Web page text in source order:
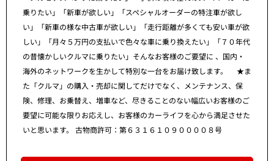
乗りたい」「新車が欲しい」「スペシャルオーダーの特注車が欲し
い」「新車の様な中古車が欲しい」「走行距離が多くても安い車が欲
しい」「月々５万円の支払いで色々な車に乗り換えたい」「７０年代
の昔懐かしいクルマに乗りたい」そんなお客様のご要望に 、国内・
海外のネットワークを生かして特別な一台をお届け致します。 ★ま
た「クルマ」の購入・売却に関してだけでなく、メンテナンス、保
険、修理、お乗替え、増車など、尽きることのない幅広いお客様のご
要望に可能な限りお応えし、お客様のカーライフを心から満足させた
いと思います。 古物商許可：第６３１６１０９００００８号